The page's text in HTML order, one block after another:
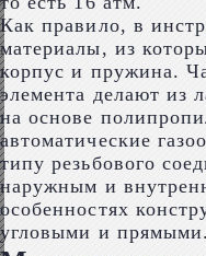
Как правило, в
материалы, из
корпус и пружина.
элемента делают из
на основе
автоматические
типу резьбового
наружным и
особенностях
угловыми и прямыми.